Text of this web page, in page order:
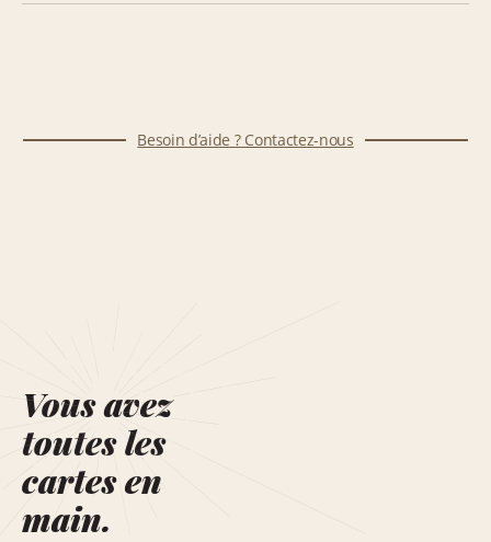
Besoin d’aide ? Contactez-nous
Vous avez
toutes les
cartes en
main.